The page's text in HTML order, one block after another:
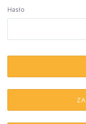
Hasło